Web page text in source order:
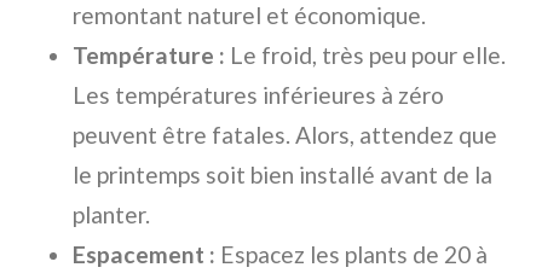
remontant naturel et économique.
Température : Le froid, très peu pour elle.
Les températures inférieures à zéro
peuvent être fatales. Alors, attendez que
le printemps soit bien installé avant de la
planter.
Espacement : Espacez les plants de 20 à